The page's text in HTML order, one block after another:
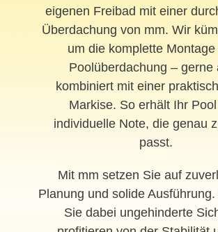
eigenen Freibad mit einer
Überdachung von mm. Wir
um die komplette
Poolüberdachung – gerne
kombiniert mit einer
Markise. So erhält Ihr
individuelle Note, die genau
passt.
Mit mm setzen Sie auf
Planung und solide
Sie dabei ungehinderte